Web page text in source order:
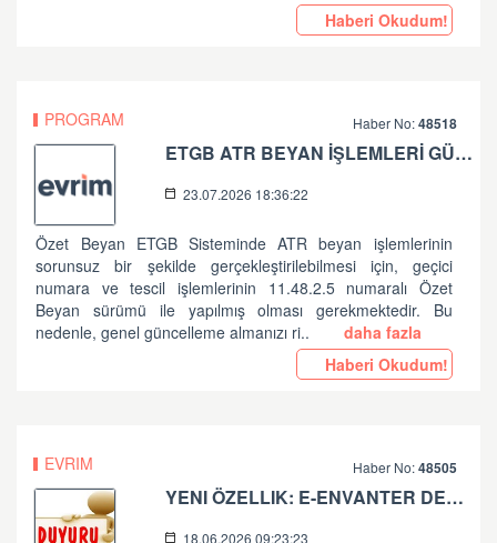
Haberi Okudum!
PROGRAM Haber No:48518
ETGB ATR BEYAN İŞLEMLERİ GÜNCELLEME HAKKINDA
23.07.2026 18:36:22
Özet Beyan ETGB Sisteminde ATR beyan işlemlerinin
sorunsuz bir şekilde gerçekleştirilebilmesi için, geçici
numara ve tescil işlemlerinin 11.48.2.5 numaralı Özet
Beyan sürümü ile yapılmış olması gerekmektedir. Bu
nedenle, genel güncelleme almanızı ri..
daha fazla
Haberi Okudum!
EVRIM Haber No:48505
YENI ÖZELLIK: E-ENVANTER DEFTERI YAYINDA!
18.06.2026 09:23:23